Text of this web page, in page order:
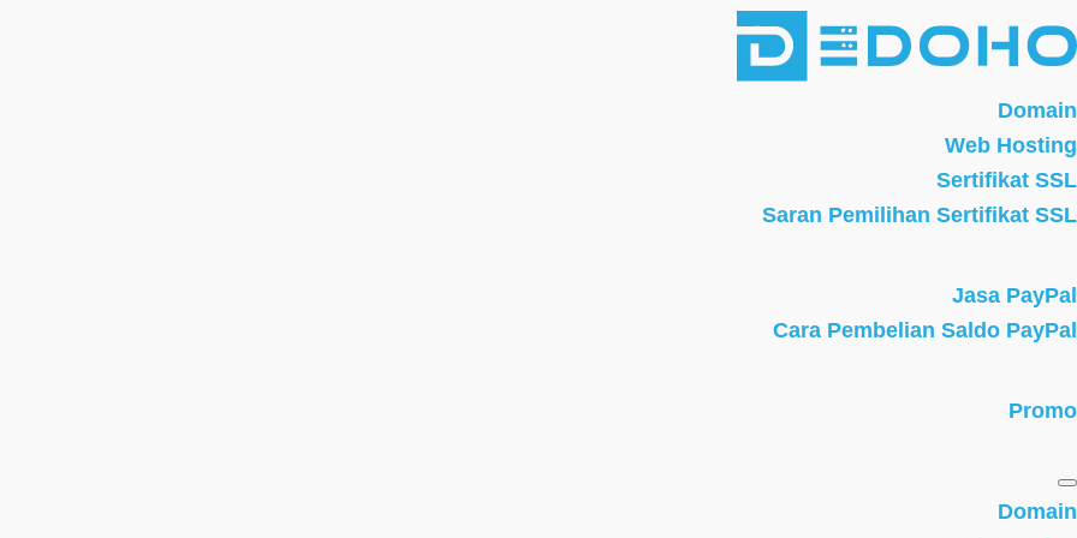
Domain
Web Hosting
Sertifikat SSL
Saran Pemilihan Sertifikat SSL
Jasa PayPal
Cara Pembelian Saldo PayPal
Promo
Domain